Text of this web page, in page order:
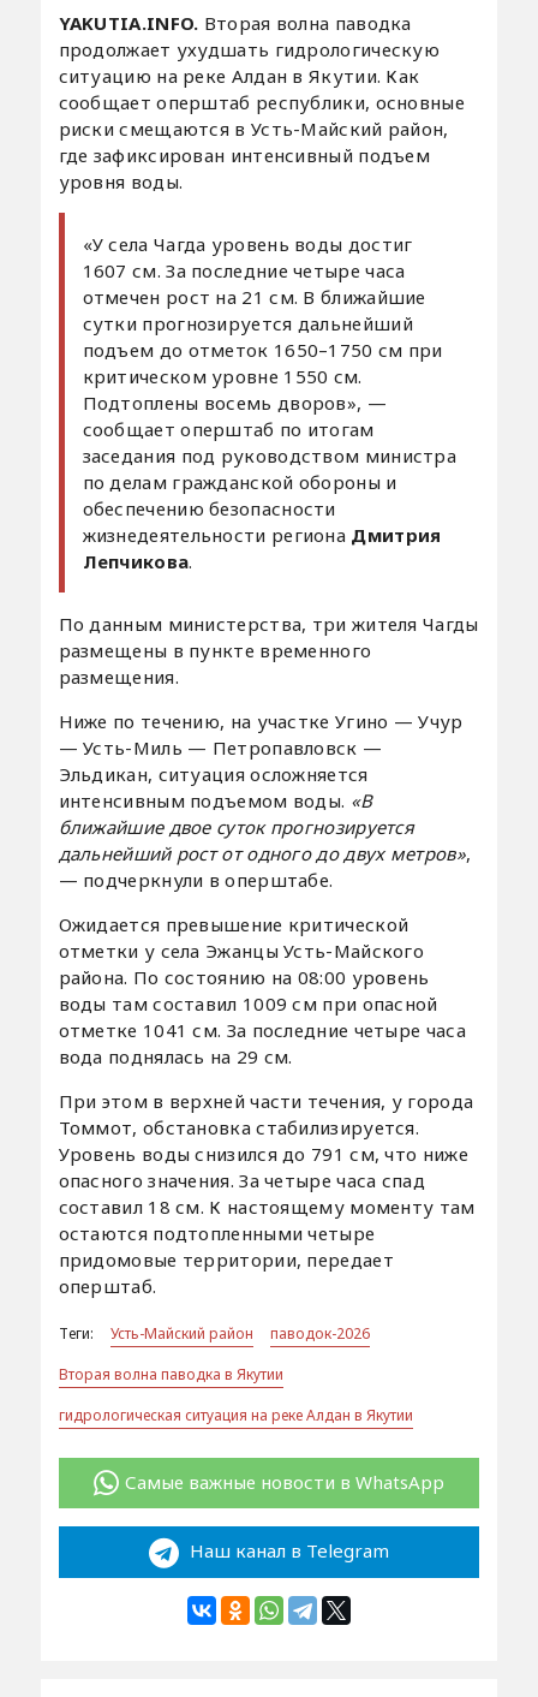
YAKUTIA.INFO. Вторая волна паводка
продолжает ухудшать гидрологическую
ситуацию на реке Алдан в Якутии. Как
сообщает оперштаб республики, основные
риски смещаются в Усть-Майский район,
где зафиксирован интенсивный подъем
уровня воды.
«У села Чагда уровень воды достиг
1607 см. За последние четыре часа
отмечен рост на 21 см. В ближайшие
сутки прогнозируется дальнейший
подъем до отметок 1650–1750 см при
критическом уровне 1550 см.
Подтоплены восемь дворов», —
сообщает оперштаб по итогам
заседания под руководством министра
по делам гражданской обороны и
обеспечению безопасности
жизнедеятельности региона Дмитрия
Лепчикова.
По данным министерства, три жителя Чагды
размещены в пункте временного
размещения.
Ниже по течению, на участке Угино — Учур
— Усть-Миль — Петропавловск —
Эльдикан, ситуация осложняется
интенсивным подъемом воды. «В
ближайшие двое суток прогнозируется
дальнейший рост от одного до двух метров»,
— подчеркнули в оперштабе.
Ожидается превышение критической
отметки у села Эжанцы Усть-Майского
района. По состоянию на 08:00 уровень
воды там составил 1009 см при опасной
отметке 1041 см. За последние четыре часа
вода поднялась на 29 см.
При этом в верхней части течения, у города
Томмот, обстановка стабилизируется.
Уровень воды снизился до 791 см, что ниже
опасного значения. За четыре часа спад
составил 18 см. К настоящему моменту там
остаются подтопленными четыре
придомовые территории, передает
оперштаб.
Теги: Усть-Майский район
паводок-2026
Вторая волна паводка в Якутии
гидрологическая ситуация на реке Алдан в Якутии
Самые важные новости в WhatsApp
Наш канал в Telegram